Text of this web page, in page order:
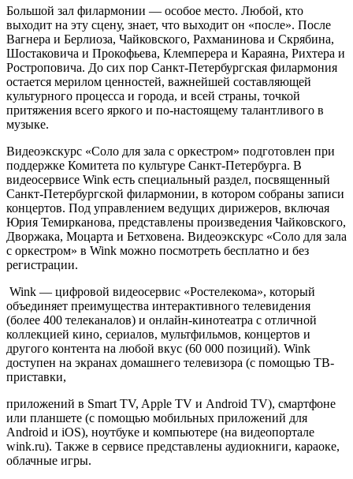
Большой зал филармонии — особое место. Любой, кто
выходит на эту сцену, знает, что выходит он «после». После
Вагнера и Берлиоза, Чайковского, Рахманинова и Скрябина,
Шостаковича и Прокофьева, Клемперера и Караяна, Рихтера и
Ростроповича. До сих пор Санкт-Петербургская филармония
остается мерилом ценностей, важнейшей составляющей
культурного процесса и города, и всей страны, точкой
притяжения всего яркого и по-настоящему талантливого в
музыке.
Видеоэкскурс «Соло для зала с оркестром» подготовлен при
поддержке Комитета по культуре Санкт-Петербурга. В
видеосервисе Wink есть специальный раздел, посвященный
Санкт-Петербургской филармонии, в котором собраны записи
концертов. Под управлением ведущих дирижеров, включая
Юрия Темирканова, представлены произведения Чайковского,
Дворжака, Моцарта и Бетховена. Видеоэкскурс «Соло для зала
с оркестром» в Wink можно посмотреть бесплатно и без
регистрации.
Wink — цифровой видеосервис «Ростелекома», который
объединяет преимущества интерактивного телевидения
(более 400 телеканалов) и онлайн-кинотеатра с отличной
коллекцией кино, сериалов, мультфильмов, концертов и
другого контента на любой вкус (60 000 позиций). Wink
доступен на экранах домашнего телевизора (с помощью ТВ-
приставки,
приложений в Smart TV, Apple TV и Android TV), смартфоне
или планшете (с помощью мобильных приложений для
Android и iOS), ноутбуке и компьютере (на видеопортале
wink.ru). Также в сервисе представлены аудиокниги, караоке,
облачные игры.